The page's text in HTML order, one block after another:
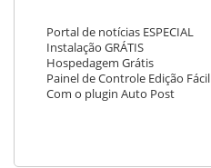
Portal de notícias ESPECIAL
Instalação GRÁTIS
Hospedagem Grátis
Painel de Controle Edição Fácil
Com o plugin Auto Post